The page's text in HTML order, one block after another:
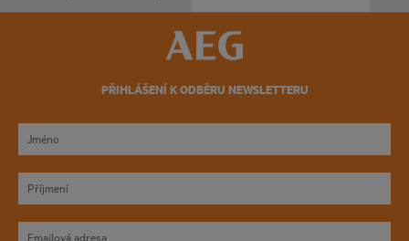
PŘIHLÁŠENÍ K ODBĚRU NEWSLETTERU